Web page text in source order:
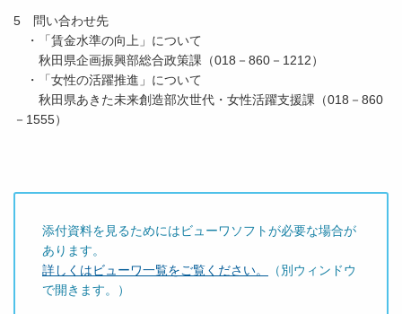
5 問い合わせ先
・「賃金水準の向上」について
秋田県企画振興部総合政策課（018－860－1212）
・「女性の活躍推進」について
秋田県あきた未来創造部次世代・女性活躍支援課（018－860
－1555）
添付資料を見るためにはビューワソフトが必要な場合が
あります。
詳しくはビューワ一覧をご覧ください。
（別ウィンドウ
で開きます。）